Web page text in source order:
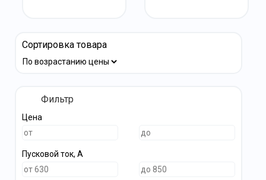
Сортировка товара
Фильтр
Цена
Пусковой ток, А